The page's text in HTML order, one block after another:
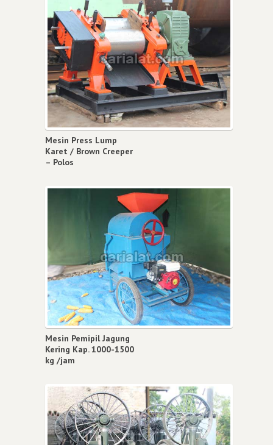
Mesin Press Lump
Karet / Brown Creeper
– Polos
Mesin Pemipil Jagung
Kering Kap. 1000-1500
kg /jam